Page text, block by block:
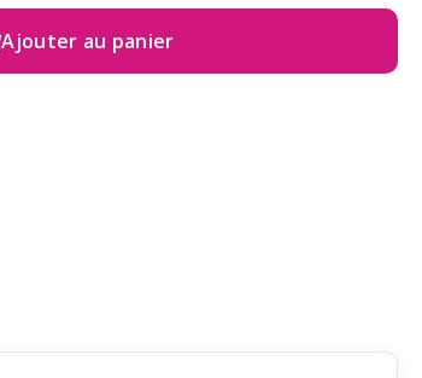
Ajouter au panier